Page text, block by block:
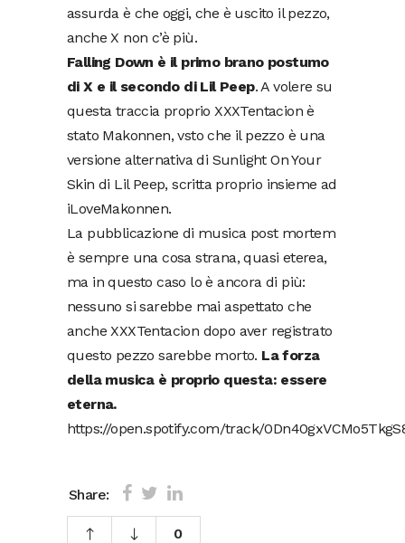
assurda è che oggi, che è uscito il pezzo,
anche X non c’è più.
Falling Down è il primo brano postumo
di X e il secondo di Lil Peep. A volere su
questa traccia proprio XXXTentacion è
stato Makonnen, vsto che il pezzo è una
versione alternativa di Sunlight On Your
Skin di Lil Peep, scritta proprio insieme ad
iLoveMakonnen.
La pubblicazione di musica post mortem
è sempre una cosa strana, quasi eterea,
ma in questo caso lo è ancora di più:
nessuno si sarebbe mai aspettato che
anche XXXTentacion dopo aver registrato
questo pezzo sarebbe morto. La forza
della musica è proprio questa: essere
eterna.
https://open.spotify.com/track/
Share:
0